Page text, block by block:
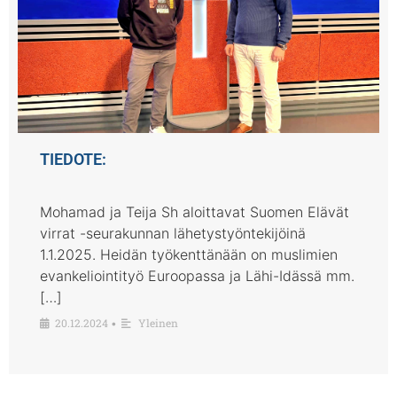
TIEDOTE:
Mohamad ja Teija Sh aloittavat Suomen Elävät
virrat -seurakunnan lähetystyöntekijöinä
1.1.2025. Heidän työkenttänään on muslimien
evankeliointityö Euroopassa ja Lähi-Idässä mm.
[…]
20.12.2024 • Yleinen